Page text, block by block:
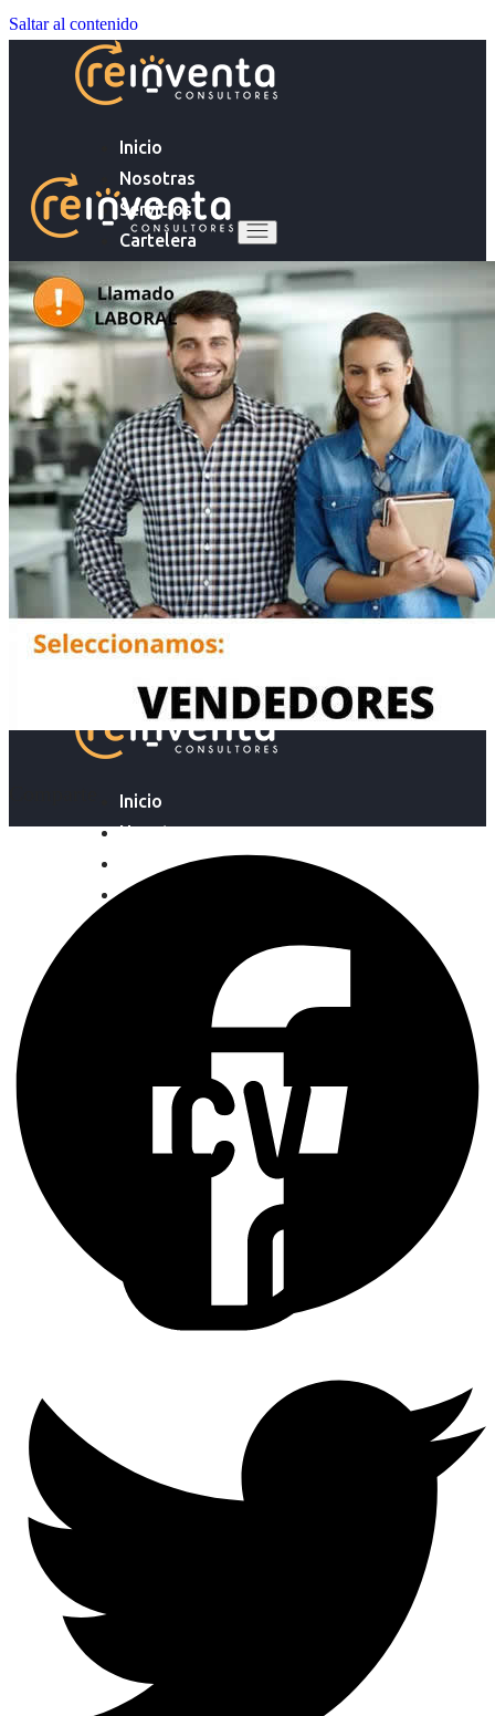
Saltar al contenido
Inicio
Nosotras
Servicios
Cartelera
Contacto
Ingresa tu Curriculum ->
Inicio
Nosotras
Servicios
Cartelera
Ingresa tu Curriculum ->
Inicio
Nosotras
Servicios
Cartelera
Noticias
Contacto
Ingresa tu Curriculum